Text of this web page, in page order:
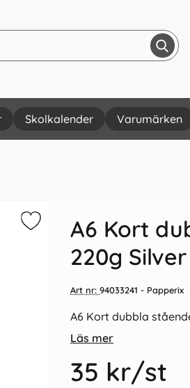
Skolkalender Varumärken
A6 Kort
220g Silver
Art nr: 94033241 - Papperix
A6 Kort dubbla
Läs mer
35 kr/st